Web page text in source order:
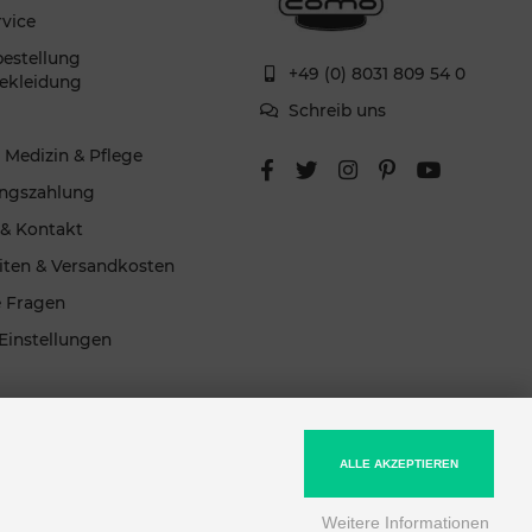
& Pflege
Kontakt
& Versandkosten
Fragen
+49 (0) 8031 809 54 0
Schreib uns
ALLE AKZEPTIEREN
Weitere Informationen